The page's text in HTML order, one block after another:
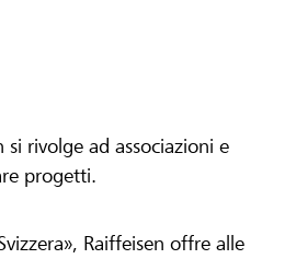
rivolge ad associazioni e
progetti.
Raiffeisen offre alle